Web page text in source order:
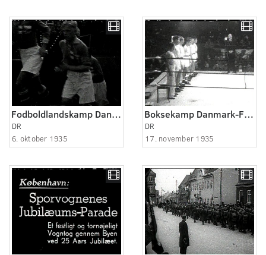
Fodboldlandskamp Danmark-Finland
DR
6. oktober 1935
Boksekamp Danmark-Finland
DR
17. november 1935